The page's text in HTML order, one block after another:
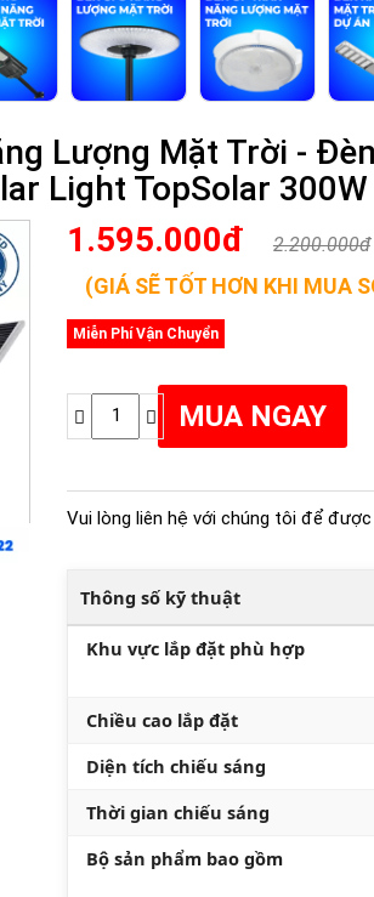
Lượng Mặt Trời -
Light TopSolar 300W
1.595.000đ
2.200.000đ
(GIÁ SẼ TỐT HƠN KHI MUA
Miễn Phí Vận Chuyển
Vui lòng liên hệ với chúng tôi để
Thông số kỹ thuật
Khu vực lắp đặt phù hợp
Chiều cao lắp đặt
Diện tích chiếu sáng
Thời gian chiếu sáng
Bộ sản phẩm bao gồm